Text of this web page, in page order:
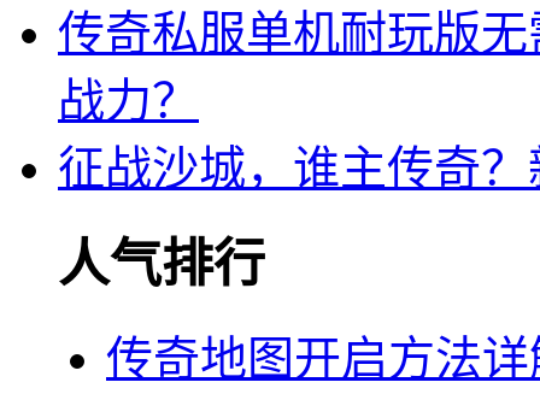
传奇私服单机耐玩版
战力？
征战沙城，谁主传奇
人气排行
传奇地图开启方法详